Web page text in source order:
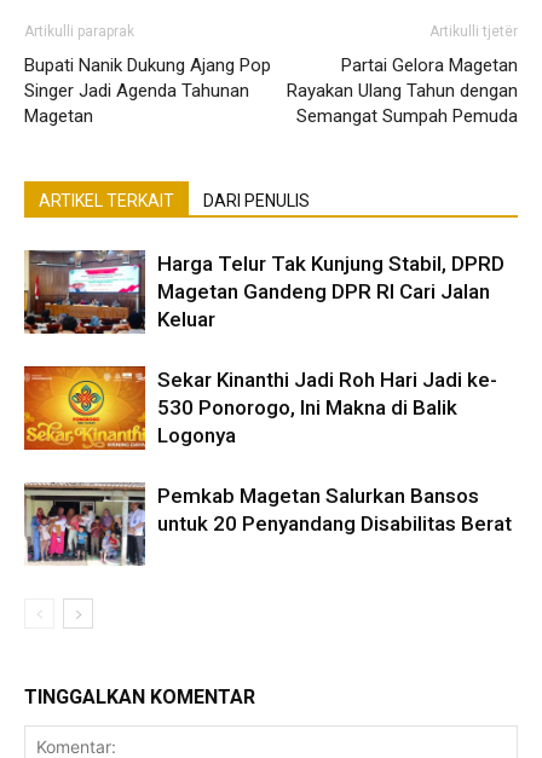
Artikulli paraprak
Bupati Nanik Dukung Ajang Pop
Singer Jadi Agenda Tahunan
Magetan
Artikulli tjetër
Partai Gelora Magetan
Rayakan Ulang Tahun dengan
Semangat Sumpah Pemuda
ARTIKEL TERKAIT DARI PENULIS
Harga Telur Tak Kunjung Stabil, DPRD
Magetan Gandeng DPR RI Cari Jalan
Keluar
Sekar Kinanthi Jadi Roh Hari Jadi ke-
530 Ponorogo, Ini Makna di Balik
Logonya
Pemkab Magetan Salurkan Bansos
untuk 20 Penyandang Disabilitas Berat
TINGGALKAN KOMENTAR